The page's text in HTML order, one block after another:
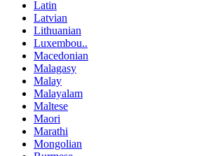
Latin
Latvian
Lithuanian
Luxembou..
Macedonian
Malagasy
Malay
Malayalam
Maltese
Maori
Marathi
Mongolian